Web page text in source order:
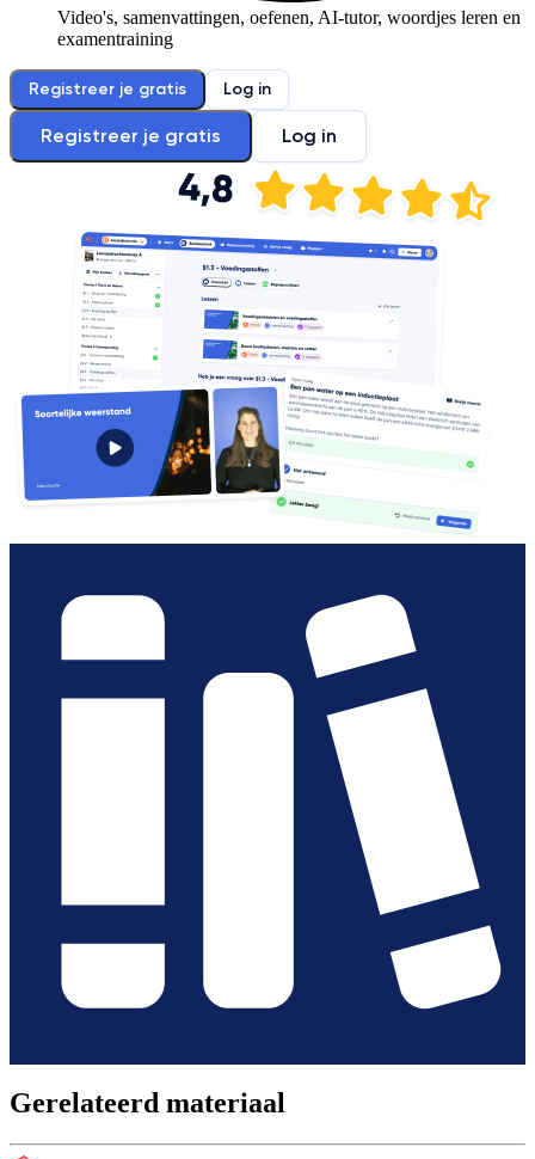
Video's, samenvattingen, oefenen, AI-tutor, woordjes leren en
examentraining
Registreer je gratis Log in
Registreer je gratis Log in
Gerelateerd materiaal